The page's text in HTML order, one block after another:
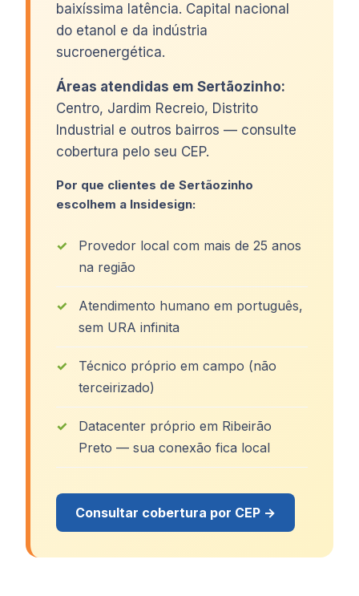
baixíssima latência. Capital nacional
do etanol e da indústria
sucroenergética.
Áreas atendidas em Sertãozinho:
Centro, Jardim Recreio, Distrito
Industrial e outros bairros — consulte
cobertura pelo seu CEP.
Por que clientes de Sertãozinho
escolhem a Insidesign:
Provedor local com mais de 25 anos
na região
Atendimento humano em português,
sem URA infinita
Técnico próprio em campo (não
terceirizado)
Datacenter próprio em Ribeirão
Preto — sua conexão fica local
Consultar cobertura por CEP →